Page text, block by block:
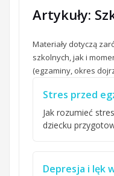
Artykuły:
Materiały dotyczą
szkolnych, jak i
(egzaminy, okres
Stres przed
Jak rozumieć
dziecku
Depresja i lęk